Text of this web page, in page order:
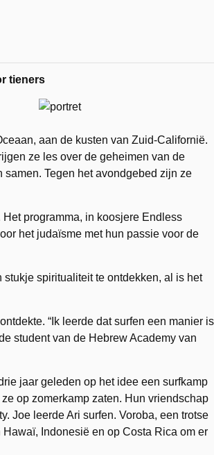
tieners
aan de kusten van Zuid-Californië.
ze les over de geheimen van de
Tegen het avondgebed zijn ze
programma, in koosjere Endless
het judaïsme met hun passie voor de
spiritualiteit te ontdekken, al is het
“Ik leerde dat surfen een manier is
student van de Hebrew Academy van
jaar geleden op het idee een surfkamp
op zomerkamp zaten. Hun vriendschap
Joe leerde Ari surfen. Voroba, een trotse
Indonesië en op Costa Rica om er